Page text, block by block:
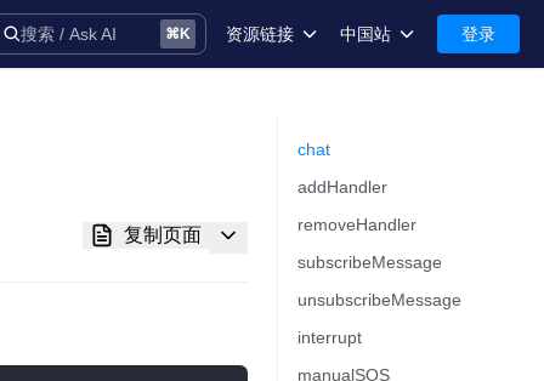
搜索 / Ask AI ⌘ K 资源链接
技术支持
中国站
International-English
登录
复制页面
chat
addHandler
removeHandler
subscribeMessage
unsubscribeMessage
interrupt
manualSOS